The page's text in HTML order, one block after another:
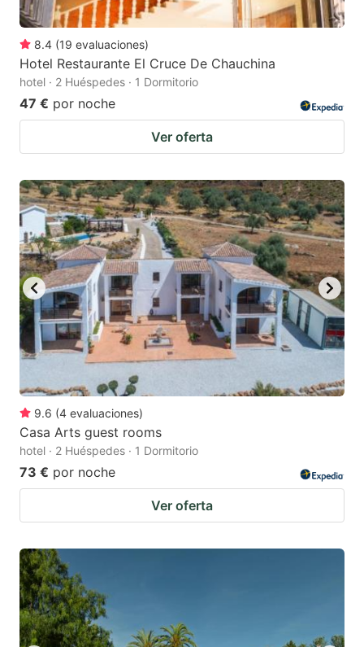
8.4 (19 evaluaciones)
Hotel Restaurante El Cruce De Chauchina
hotel · 2 Huéspedes · 1 Dormitorio
47 € por noche
Ver oferta
9.6 (4 evaluaciones)
Casa Arts guest rooms
hotel · 2 Huéspedes · 1 Dormitorio
73 € por noche
Ver oferta